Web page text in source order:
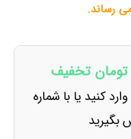
رساند.
تخفیف
کنید یا با شماره
بگیرید